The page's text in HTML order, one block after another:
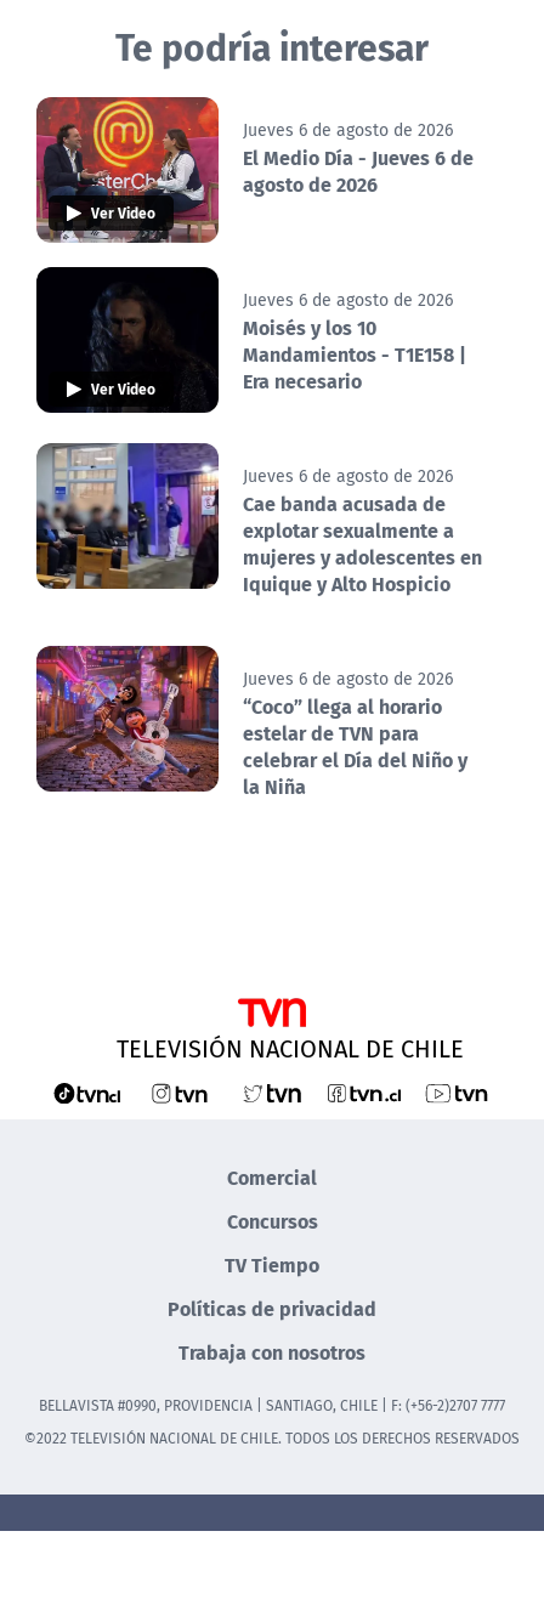
Te podría interesar
Ver Video
Jueves 6 de agosto de 2026
El Medio Día - Jueves 6 de
agosto de 2026
Ver Video
Jueves 6 de agosto de 2026
Moisés y los 10
Mandamientos - T1E158 |
Era necesario
Jueves 6 de agosto de 2026
Cae banda acusada de
explotar sexualmente a
mujeres y adolescentes en
Iquique y Alto Hospicio
Jueves 6 de agosto de 2026
“Coco” llega al horario
estelar de TVN para
celebrar el Día del Niño y
la Niña
TELEVISIÓN NACIONAL DE CHILE
Comercial
Concursos
TV Tiempo
Políticas de privacidad
Trabaja con nosotros
BELLAVISTA #0990, PROVIDENCIA | SANTIAGO, CHILE | F: (+56-2)2707 7777
©2022 TELEVISIÓN NACIONAL DE CHILE. TODOS LOS DERECHOS RESERVADOS